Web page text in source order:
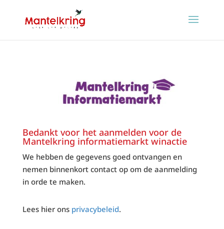
Bedankt voor het aanmelden voor de
Mantelkring informatiemarkt winactie
We hebben de gegevens goed ontvangen en
nemen binnenkort contact op om de aanmelding
in orde te maken.
Lees hier ons privacybeleid.